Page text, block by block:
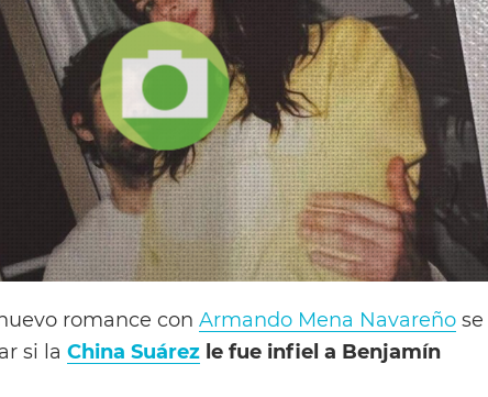
romance con Armando Mena Navareño se
si la China Suárez le fue infiel a Benjamín